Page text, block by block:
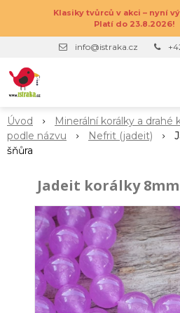
Klasiky tvůrců v akci – nyní
Platí do 23.8.2026!
info@istraka.cz
Úvod Minerální korálky a drahé
podle názvu
Nefrit (jadeit)
šňůra
Jadeit korálky